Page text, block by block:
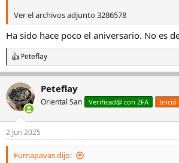
Ver el archivos adjunto 3286578
Ha sido hace poco el aniversario. No es
R
e
a
c
c
i
e
s
Peteflay
Peteflay
Oriental San Verificad@ con 2FA Inició
2 Jun 2025
Fumapavas dijo: